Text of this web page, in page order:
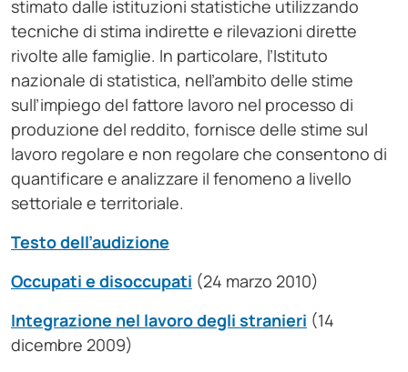
stimato dalle istituzioni statistiche utilizzando
tecniche di stima indirette e rilevazioni dirette
rivolte alle famiglie. In particolare, l’Istituto
nazionale di statistica, nell’ambito delle stime
sull’impiego del fattore lavoro nel processo di
produzione del reddito, fornisce delle stime sul
lavoro regolare e non regolare che consentono di
quantificare e analizzare il fenomeno a livello
settoriale e territoriale.
Testo dell’audizione
Occupati e disoccupati (24 marzo 2010)
Integrazione nel lavoro degli stranieri (14
dicembre 2009)